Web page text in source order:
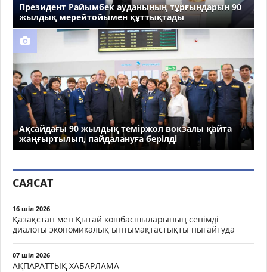
Президент Райымбек ауданының тұрғындарын 90
жылдық мерейтойымен құттықтады
Ақсайдағы 90 жылдық теміржол вокзалы қайта
жаңғыртылып, пайдалануға берілді
САЯСАТ
16 шіл 2026
Қазақстан мен Қытай көшбасшыларының сенімді
диалогы экономикалық ынтымақтастықты нығайтуда
07 шіл 2026
АҚПАРАТТЫҚ ХАБАРЛАМА